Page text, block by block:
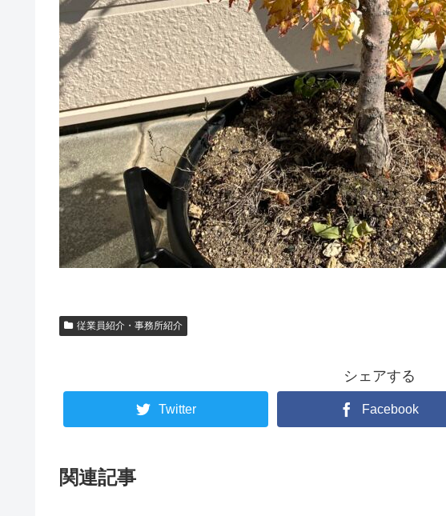
従業員紹介・事務所紹介
シェアする
Twitter Facebook
関連記事